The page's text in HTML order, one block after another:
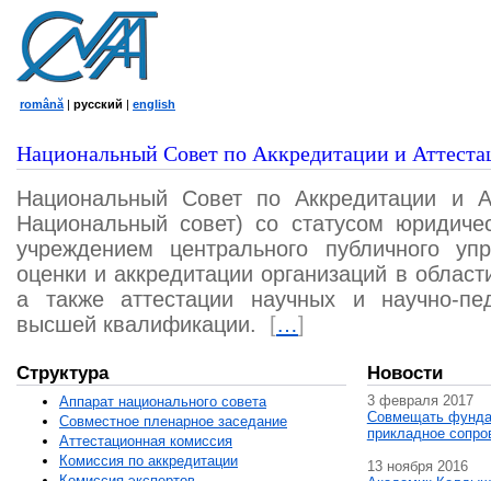
română | русский | english
Национальный Совет по Аккредитации и
Национальный Совет по Аккредитации и
Национальный совет) со статусом
учреждением центрального публичного
оценки и аккредитации организаций в
а также аттестации научных и научно-
высшей квалификации.
[…]
Структура
Аппарат национального совета
Совместное пленарное заседание
Аттестационная комисcия
Комиссия по аккредитации
Новости
3 февраля 2017
Совмещать
прикладное
13 ноября 2016